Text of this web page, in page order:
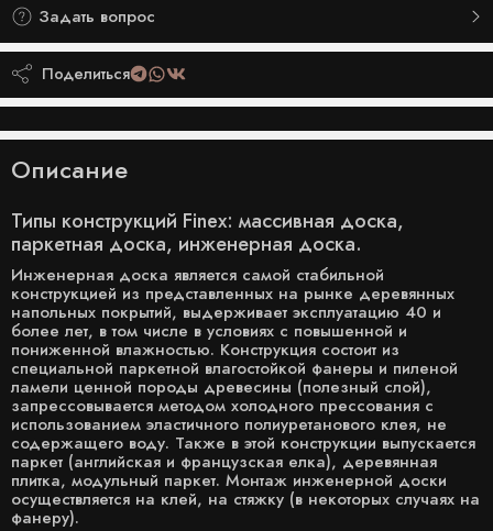
Задать вопрос
Поделиться
Описание
Типы конструкций Finex: массивная доска,
паркетная доска, инженерная доска.
Инженерная доска является самой стабильной
конструкцией из представленных на рынке деревянных
напольных покрытий, выдерживает эксплуатацию 40 и
более лет, в том числе в условиях с повышенной и
пониженной влажностью. Конструкция состоит из
специальной паркетной влагостойкой фанеры и пиленой
ламели ценной породы древесины (полезный слой),
запрессовывается методом холодного прессования с
использованием эластичного полиуретанового клея, не
содержащего воду. Также в этой конструкции выпускается
паркет (английская и французская елка), деревянная
плитка, модульный паркет. Монтаж инженерной доски
осуществляется на клей, на стяжку (в некоторых случаях на
фанеру).